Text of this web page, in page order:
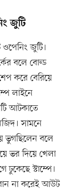
জুটি
জুটি।
বলে বোল্ড
করে বেরিয়ে
লাইনে
আটকাতে
সামনে
ভুগছিলেন বলে
ভর দিয়ে খেলা
ঢুকেছে স্টাম্পে।
না করেই আউট